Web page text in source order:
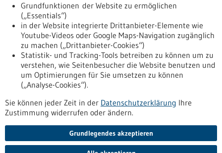
Alle Informationen sowie weitere Termine und Themen finden
Sie hier.
Mit einem Impuls von
Andreas Lange | Delbramed GmbH
Grundfunktionen der Website zu ermöglichen
(„Essentials“)
in der Website integrierte Drittanbieter-Elemente wie
Youtube-Videos oder Google Maps-Navigation zugänglich
zu machen („Drittanbieter-Cookies“)
Statistik- und Tracking-Tools betreiben zu können um zu
verstehen, wie Seitenbesucher die Website benutzen und
um Optimierungen für Sie umsetzen zu können
(„Analyse-Cookies“).
Sie können jeder Zeit in der Datenschutzerklärung Ihre
Zustimmung widerrufen oder ändern.
Grundlegendes akzeptieren